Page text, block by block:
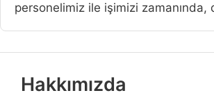
personelimiz ile işimizi zamanında,
Hakkımızda